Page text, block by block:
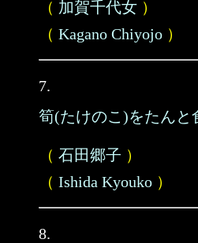
（ 加賀千代女 ）
（ Kagano Chiyojo ）
7.
筍(たけのこ)をたんと
（ 石田郷子 ）
（ Ishida Kyouko ）
8.